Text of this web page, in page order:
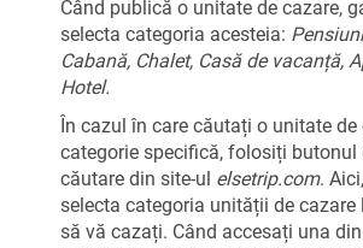
Când publică o unitate de cazare,
selecta categoria acesteia:
Cabană, Chalet, Casă de vacanță,
Hotel.
În cazul în care căutați o unitate de
categorie specifică, folosiți butonul
căutare din site-ul elsetrip.com.
selecta categoria unității de cazare
să vă cazați. Când accesați una